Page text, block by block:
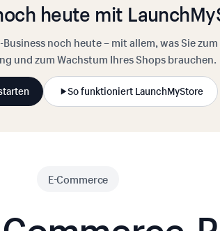
heute mit
noch heute – mit allem, was Sie
und zum Wachstum Ihres Shops brauchen.
So funktioniert LaunchMyStore
E-Commerce